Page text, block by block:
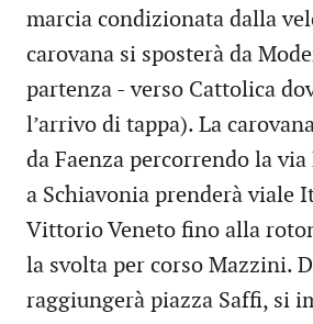
marcia condizionata dalla
carovana si sposterà da
partenza - verso Cattolica
l’arrivo di tappa). La
da Faenza percorrendo la
a Schiavonia prenderà viale
Vittorio Veneto fino alla
la svolta per corso Mazzini.
raggiungerà piazza Saffi, si